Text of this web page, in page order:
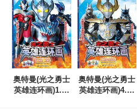
奥特曼(光之勇士
英雄连环画)1.伙
奥特曼(光之勇士
英雄连环画)4.晚